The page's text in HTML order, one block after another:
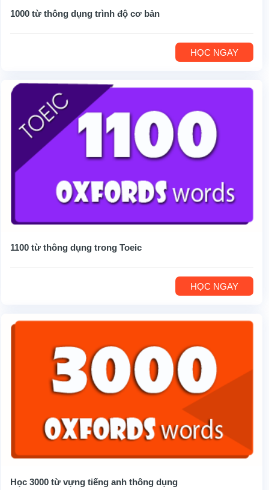
1000 từ thông dụng trình độ cơ bản
HỌC NGAY
1100 từ thông dụng trong Toeic
HỌC NGAY
Học 3000 từ vựng tiếng anh thông dụng